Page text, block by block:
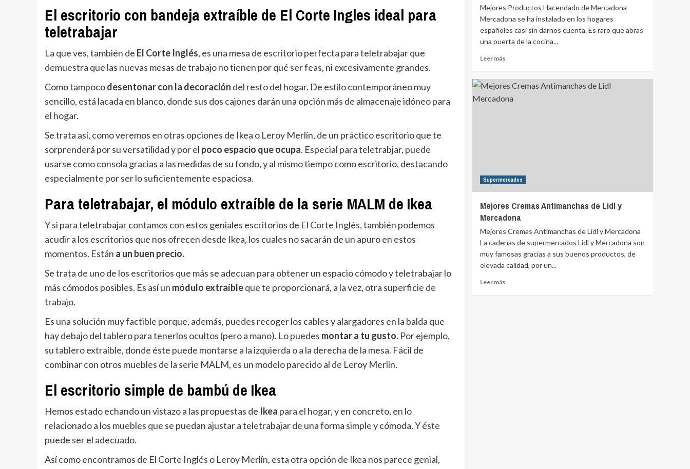
El escritorio con bandeja extraíble de El Corte Ingles ideal para
teletrabajar
La que ves, también de El Corte Inglés, es una mesa de escritorio perfecta para teletrabajar que
demuestra que las nuevas mesas de trabajo no tienen por qué ser feas, ni excesivamente grandes.
Como tampocodesentonar con la decoración del resto del hogar. De estilo contemporáneo muy
sencillo, está lacada en blanco, donde sus dos cajones darán una opción más de almacenaje idóneo para
el hogar.
Se trata así, como veremos en otras opciones de Ikea o Leroy Merlín, de un práctico escritorio que te
sorprenderá por su versatilidad y por el poco espacio que ocupa. Especial para teletrabjar, puede
usarse como consola gracias a las medidas de su fondo, y al mismo tiempo como escritorio, destacando
especialmente por ser lo suficientemente espaciosa.
Para teletrabajar, el módulo extraíble de la serie MALM de Ikea
Y si para teletrabajar contamos con estos geniales escritorios de El Corte Inglés, también podemos
acudir a los escritorios que nos ofrecen desde Ikea, los cuales no sacarán de un apuro en estos
momentos. Están a un buen precio.
Se trata de uno de los escritorios que más se adecuan para obtener un espacio cómodo y teletrabajar lo
más cómodos posibles. Es así un módulo extraíbleque te proporcionará, a la vez, otra superficie de
trabajo.
Es una solución muy factible porque, además, puedes recoger los cables y alargadores en la balda que
hay debajo del tablero para tenerlos ocultos (pero a mano). Lo puedes montar a tu gusto. Por ejemplo,
su tablero extraíble, donde éste puede montarse a la izquierda o a la derecha de la mesa. Fácil de
combinar con otros muebles de la serie MALM, es un modelo parecido al de Leroy Merlín.
El escritorio simple de bambú de Ikea
Hemos estado echando un vistazo a las propuestas de Ikea para el hogar, y en concreto, en lo
relacionado a los muebles que se puedan ajustar a teletrabajar de una forma simple y cómoda. Y éste
puede ser el adecuado.
Así como encontramos de El Corte Inglés o Leroy Merlín, esta otra opción de Ikea nos parece genial,
Mejores Productos Hacendado de Mercadona
Mercadona se ha instalado en los hogares
españoles casi sin darnos cuenta. Es raro que abras
una puerta de la cocina...
Leer más
Supermercados
Mejores Cremas Antimanchas de Lidl y
Mercadona
Mejores Cremas Antimanchas de Lidl y Mercadona
La cadenas de supermercados Lidl y Mercadona son
muy famosas gracias a sus buenos productos, de
elevada calidad, por un...
Leer más